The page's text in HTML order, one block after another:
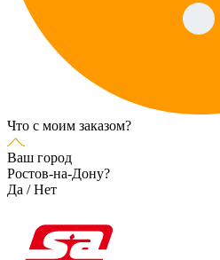
Что с моим заказом?
Ваш город
Ростов-на-Дону?
Да /Нет